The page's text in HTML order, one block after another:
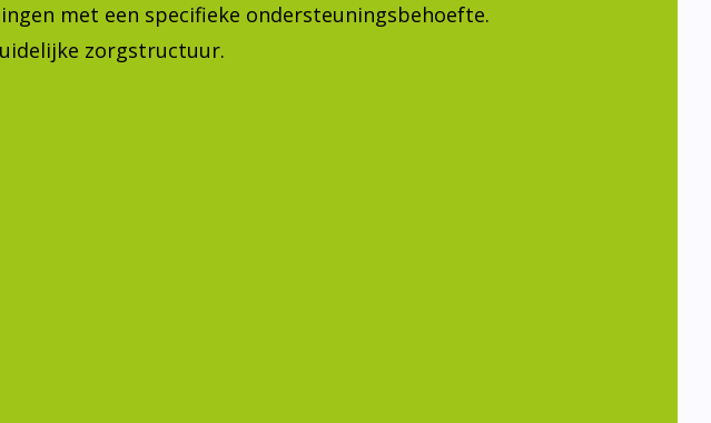
met een specifieke ondersteuningsbehoefte.
zorgstructuur.